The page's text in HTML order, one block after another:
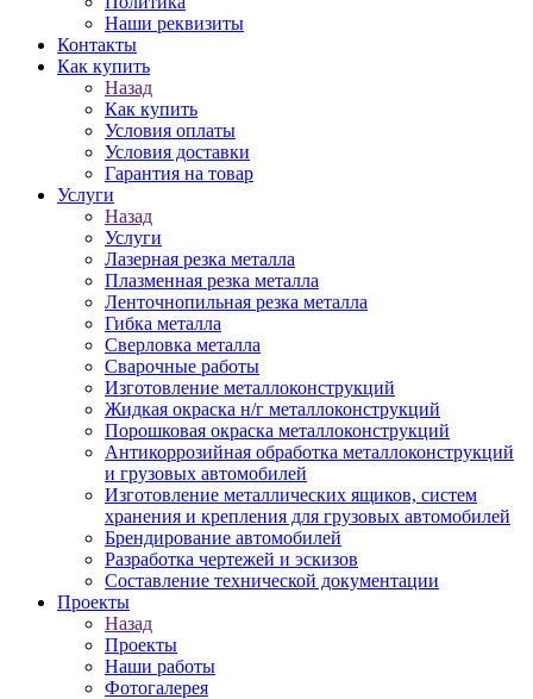
Наши реквизиты
Контакты
Как купить
Назад
Как купить
Условия оплаты
Условия доставки
Гарантия на товар
Услуги
Назад
Услуги
Лазерная резка металла
Плазменная резка металла
Ленточнопильная резка металла
Гибка металла
Сверловка металла
Сварочные работы
Изготовление металлоконструкций
Жидкая окраска н/г металлоконструкций
Порошковая окраска металлоконструкций
Антикоррозийная обработка металлоконструкций
и грузовых автомобилей
Изготовление металлических ящиков, систем
хранения и крепления для грузовых автомобилей
Брендирование автомобилей
Разработка чертежей и эскизов
Составление технической документации
Проекты
Назад
Проекты
Наши работы
Фотогалерея